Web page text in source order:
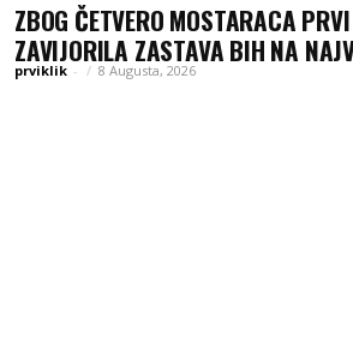
ZBOG ČETVERO MOSTARACA
ZAVIJORILA ZASTAVA BIH NA
OLIMPIJADI, A SADA JE NJIHOV
prviklik - 8 Augusta, 2026